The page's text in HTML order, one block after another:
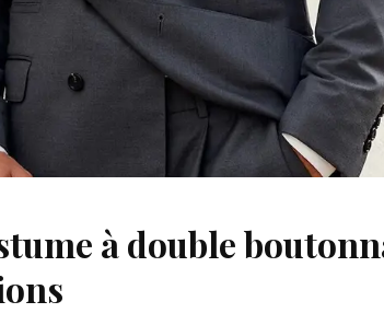
à double